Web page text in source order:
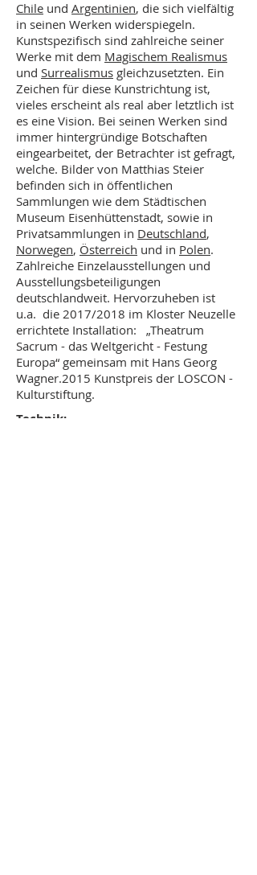
Chile und Argentinien, die sich vielfältig
in seinen Werken widerspiegeln.
Kunstspezifisch sind zahlreiche seiner
Werke mit dem Magischem Realismus
und Surrealismus gleichzusetzten. Ein
Zeichen für diese Kunstrichtung ist,
vieles erscheint als real aber letztlich ist
es eine Vision. Bei seinen Werken sind
immer hintergründige Botschaften
eingearbeitet, der Betrachter ist gefragt,
welche. Bilder von Matthias Steier
befinden sich in öffentlichen
Sammlungen wie dem Städtischen
Museum Eisenhüttenstadt, sowie in
Privatsammlungen in Deutschland,
Norwegen, Österreich und in Polen.
Zahlreiche Einzelausstellungen und
Ausstellungsbeteiligungen
deutschlandweit. Hervorzuheben ist
u.a. die 2017/2018 im Kloster Neuzelle
errichtete Installation: „Theatrum
Sacrum - das Weltgericht - Festung
Europa“ gemeinsam mit Hans Georg
Wagner.2015 Kunstpreis der LOSCON -
Kulturstiftung.
Technik: